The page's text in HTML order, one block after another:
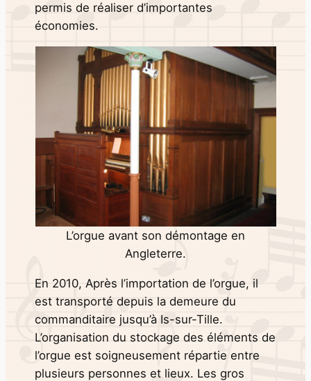
permis de réaliser d’importantes
économies.
L’orgue avant son démontage en
Angleterre.
En 2010, Après l’importation de l’orgue, il
est transporté depuis la demeure du
commanditaire jusqu’à Is-sur-Tille.
L’organisation du stockage des éléments de
l’orgue est soigneusement répartie entre
plusieurs personnes et lieux. Les gros